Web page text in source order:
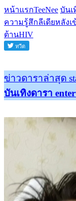
หน้าแรกTeeNee บันเ
ความรู้สึกลีเดียหลัง
ต้านHIV
ข่าวดาราล่าสุด
บันเทิงดารา